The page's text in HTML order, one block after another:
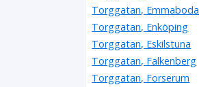
Torggatan, Emmaboda
Torggatan, Enköping
Torggatan, Eskilstuna
Torggatan, Falkenberg
Torggatan, Forserum